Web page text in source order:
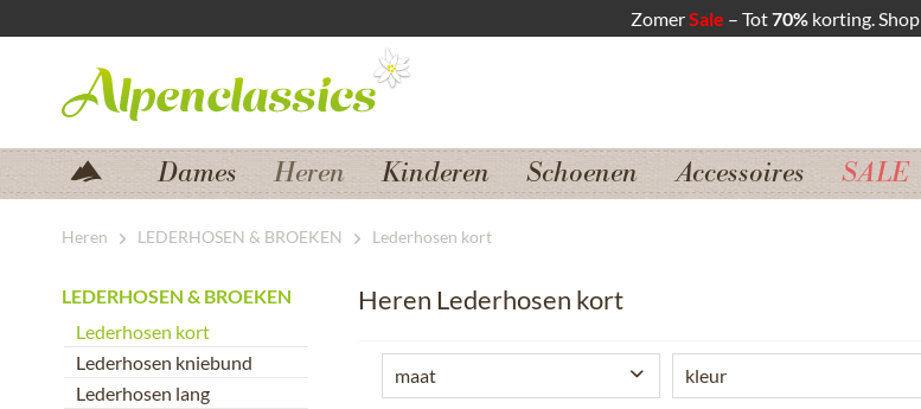
ZomerSale – Tot70% korting. Shop
Zum Hauptbereich springen
Dames Heren Kinderen Schoenen Accessoires SALE
Heren LEDERHOSEN & BROEKEN Lederhosen kort
LEDERHOSEN & BROEKEN
Lederhosen kort
Lederhosen kniebund
Lederhosen lang
Heren Lederhosen kort
maat kleur